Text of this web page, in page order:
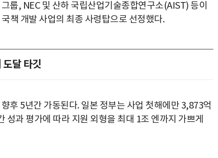
, NEC 및 산하 국립산업기술종합연구소(AIST) 등이
책 개발 사업의 최종 사령탑으로 선정했다.
달 타깃
후 5년간 가동된다. 일본 정부는 사업 첫해에만 3,873억
과 평가에 따라 지원 외형을 최대 1조 엔까지 가쁘게